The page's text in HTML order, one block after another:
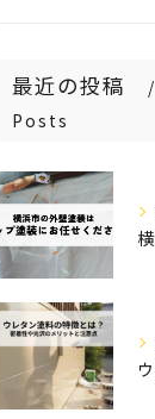
最近の投稿
Posts